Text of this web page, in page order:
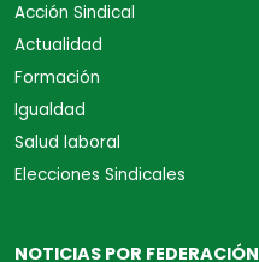
Acción Sindical
Actualidad
Formación
Igualdad
Salud laboral
Elecciones Sindicales
NOTICIAS POR FEDERACIÓN